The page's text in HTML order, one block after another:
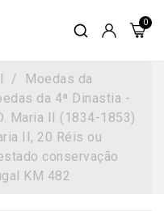
Moedas da
da 4ª Dinastia -
Maria II (1834-1853)
II, 20 Réis ou
conservação
KM 482